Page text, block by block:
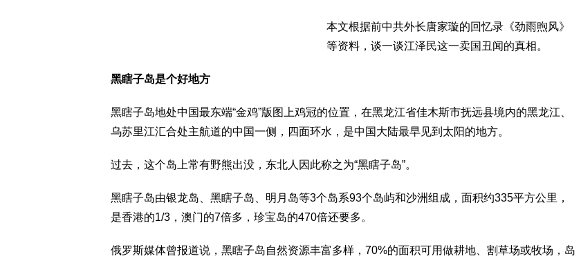
本文根据前中共外长唐家璇的回忆录《劲雨煦风》
等资料，谈一谈江泽民这一卖国丑闻的真相。
黑瞎子岛是个好地方
黑瞎子岛地处中国最东端“金鸡”版图上鸡冠的位置，在黑龙江省佳木斯市抚远县境内的黑龙江、
乌苏里江汇合处主航道的中国一侧，四面环水，是中国大陆最早见到太阳的地方。
过去，这个岛上常有野熊出没，东北人因此称之为“黑瞎子岛”。
黑瞎子岛由银龙岛、黑瞎子岛、明月岛等3个岛系93个岛屿和沙洲组成，面积约335平方公里，
是香港的1/3，澳门的7倍多，珍宝岛的470倍还要多。
俄罗斯媒体曾报道说，黑瞎子岛自然资源丰富多样，70%的面积可用做耕地、割草场或牧场，岛